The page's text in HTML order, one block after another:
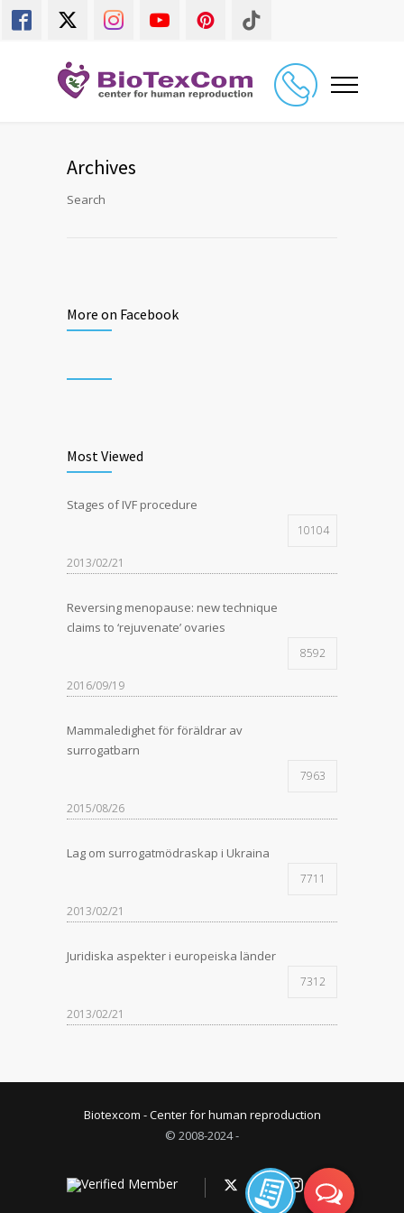
Archives
Search
More on Facebook
Most Viewed
Stages of IVF procedure
10104
2013/02/21
Reversing menopause: new technique
claims to ‘rejuvenate’ ovaries
8592
2016/09/19
Mammaledighet för föräldrar av
surrogatbarn
7963
2015/08/26
Lag om surrogatmödraskap i Ukraina
7711
2013/02/21
Juridiska aspekter i europeiska länder
7312
2013/02/21
© 2008-2024 -
Biotexcom - Center for human reproduction